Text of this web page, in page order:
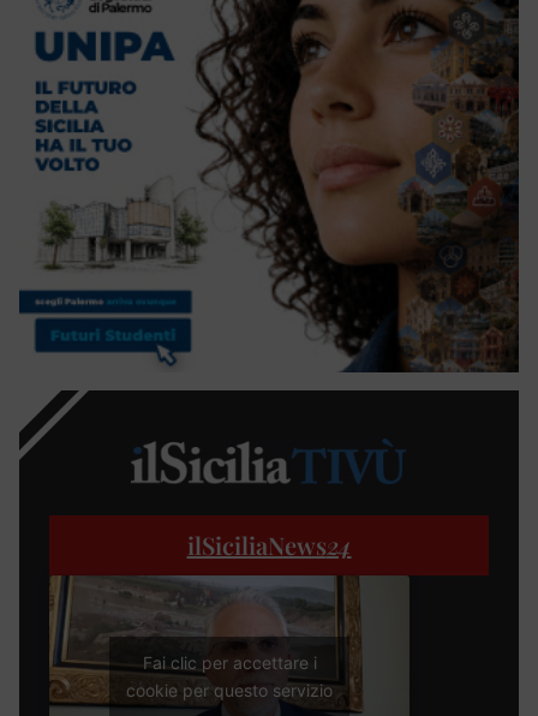
ilSiciliaNews24
Fai clic per accettare i
cookie per questo servizio